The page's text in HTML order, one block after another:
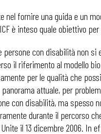
nel fornire una guida e un
è inteso quale obiettivo
con disabilità non
il riferimento al modello
per le qualità che
attuale, per
con disabilità, ma spesso
durante il percorso
Unite il 13 dicembre 2006.